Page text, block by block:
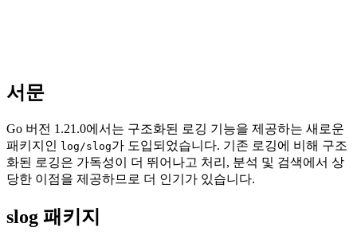
서문
Go 버전 1.21.0에서는 구조화된 로깅 기능을 제공하는 새로운
패키지인 log/slog가 도입되었습니다. 기존 로깅에 비해 구조
화된 로깅은 가독성이 더 뛰어나고 처리, 분석 및 검색에서 상
당한 이점을 제공하므로 더 인기가 있습니다.
slog 패키지